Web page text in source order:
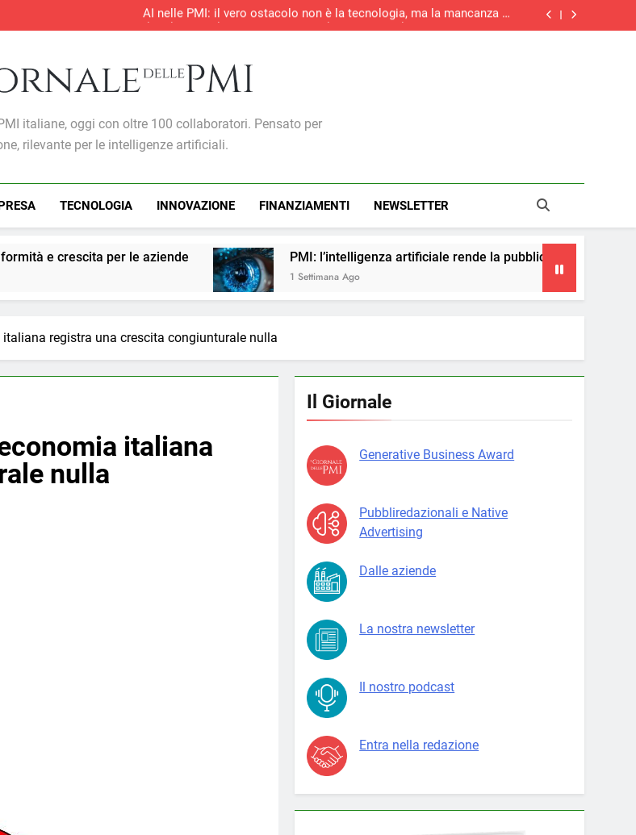
competenze
S&P Global PMI®: il settore terziario italiano registra la maggiore crescita
di nuovi ordini di quest’anno
S&P Global PMI®: la maggiore crescita dell’attività economica
S&P Global PMI®: il settore terziario italiano registra la maggiore crescita
S&P Global PMI®: la maggiore crescita dell’attività economica
Delle PMI
italiane, oggi con oltre 100 collaboratori. Pensato per
rilevante per le intelligenze artificiali.
TECNOLOGIA INNOVAZIONE FINANZIAMENTI NEWSLETTER
le aziende PMI: l’intelligenza artificiale rende la pubblicità più accessibile
1 Settimana Ago
registra una crescita congiunturale nulla
italiana
nulla
Il Giornale
Generative Business Award
Pubbliredazionali e Native
Advertising
Dalle aziende
La nostra newsletter
Il nostro podcast
Entra nella redazione